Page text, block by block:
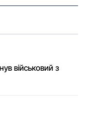
військовий з